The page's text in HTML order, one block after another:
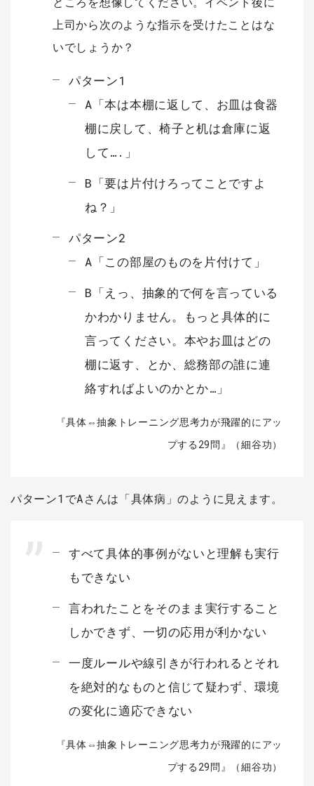
上司から次のような指示を受けたことはな
いでしょうか？
パターン1
A「本は本棚に返して、お皿は食器
棚に戻して、椅子と机は倉庫に返
して….」
B「要は片付けろってことですよ
ね？」
パターン2
A「この部屋のものを片付けて」
B「えっ、抽象的で何を言っている
かわかりません。もっと具体的に
言ってください。本やお皿はどの
棚に返す、とか、総務部の誰に連
絡すればよいのかとか…」
『具体⇔抽象トレーニング思考力が飛躍的にアッ
プする29問』（細谷功）
パターン1でAさんは「具体病」のように見えます。
すべて具体的事例がないと理解も実行
もできない
言われたことをそのまま実行すること
しかできず、一切の応用が利かない
一度ルールや線引きが行われるとそれ
を絶対的なものと信じて疑わず、環境
の変化に適応できない
『具体⇔抽象トレーニング思考力が飛躍的にアッ
プする29問』（細谷功）